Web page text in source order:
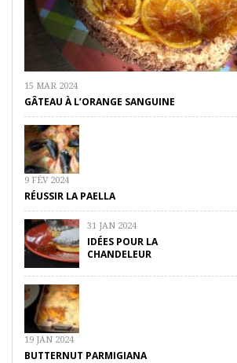
15 MAR 2024
GÂTEAU À L’ORANGE SANGUINE
9 FÉV 2024
RÉUSSIR LA PAELLA
31 JAN 2024
IDÉES POUR LA
CHANDELEUR
19 JAN 2024
BUTTERNUT PARMIGIANA